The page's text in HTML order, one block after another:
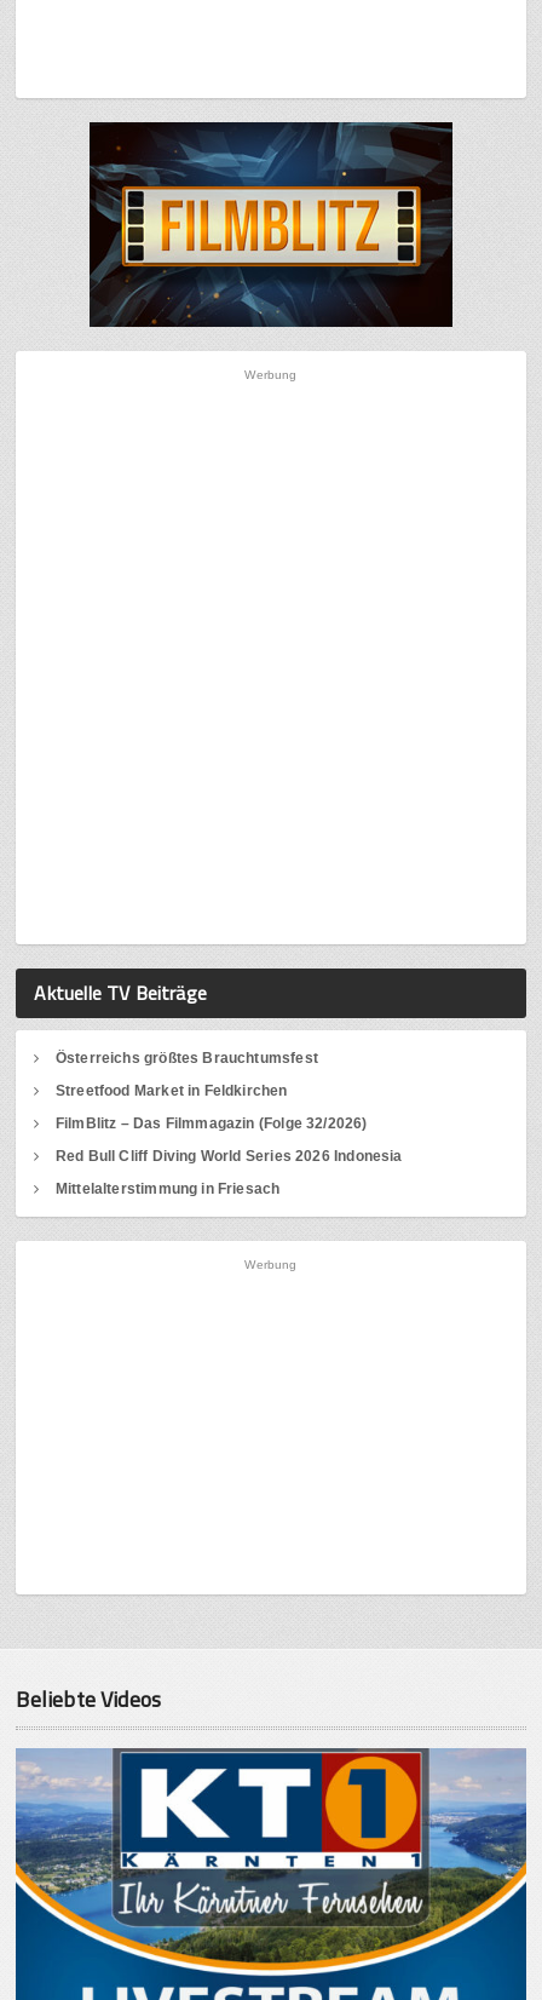
Werbung
Aktuelle TV Beiträge
Österreichs größtes Brauchtumsfest
Streetfood Market in Feldkirchen
FilmBlitz – Das Filmmagazin (Folge 32/2026)
Red Bull Cliff Diving World Series 2026 Indonesia
Mittelalterstimmung in Friesach
Werbung
Beliebte Videos